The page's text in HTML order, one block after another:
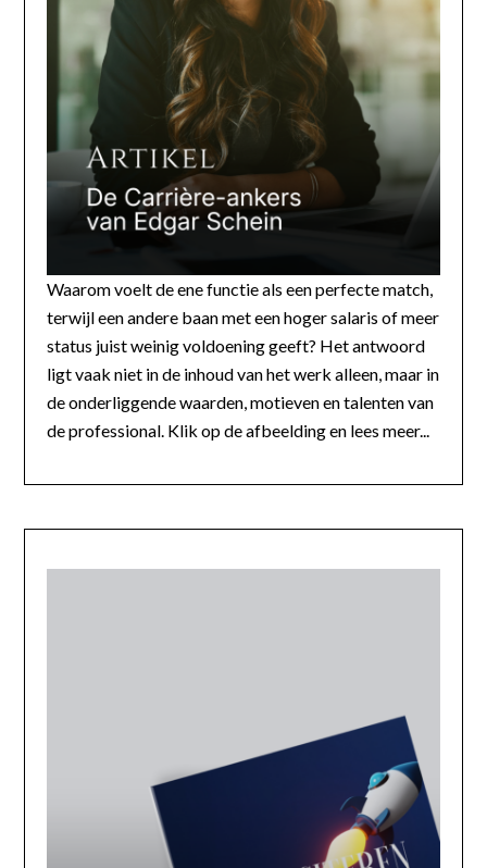
Waarom voelt de ene functie als een perfecte match,
terwijl een andere baan met een hoger salaris of meer
status juist weinig voldoening geeft? Het antwoord
ligt vaak niet in de inhoud van het werk alleen, maar in
de onderliggende waarden, motieven en talenten van
de professional. Klik op de afbeelding en lees meer...